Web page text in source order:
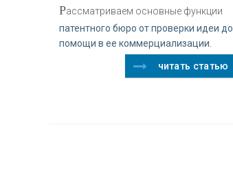
Рассматриваем основные функции
патентного бюро от проверки идеи до
помощи в ее коммерциализации.
читать статью